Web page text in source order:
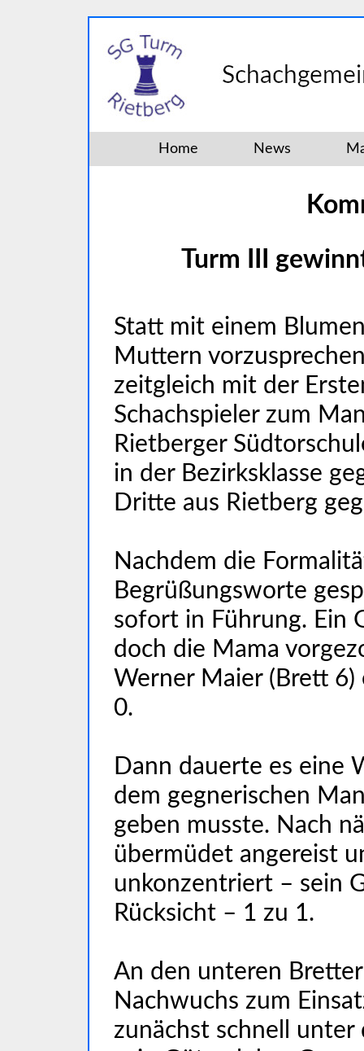
Home News
Turm III
Statt mit einem
Muttern
zeitgleich mit der
Schachspieler zum
Rietberger
in der Bezirksklasse
Dritte aus Rietberg
Nachdem die
Begrüßungsworte
sofort in Führung. Ein
doch die Mama
Werner Maier (Brett
0.
Dann dauerte es eine
dem gegnerischen
geben musste. Nach
übermüdet angereist
unkonzentriert – sein
Rücksicht – 1 zu 1.
An den unteren
Nachwuchs zum
zunächst schnell unter